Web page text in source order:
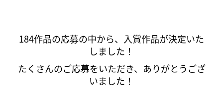
184作品の応募の中から、入賞作品が決定いた
しました！
たくさんのご応募をいただき、ありがとうござ
いました！